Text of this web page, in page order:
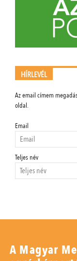
HÍRLEVÉL
Az email címem
oldal.
Email
Teljes név
A Magyar